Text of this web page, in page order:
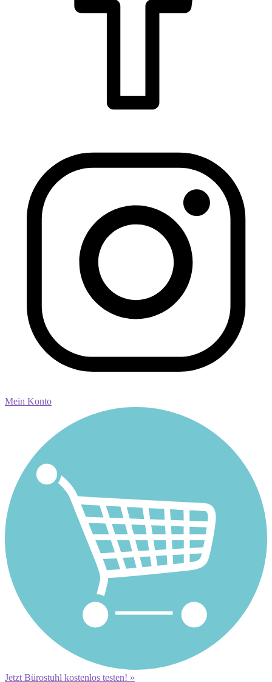
Mein Konto
Jetzt Bürostuhl kostenlos testen! »